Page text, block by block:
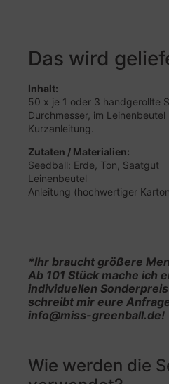
Das wird
Inhalt:
50 x je 1 oder 3 handgerollte
Durchmesser, im
Kurzanleitung.
Zutaten / Materialien:
Seedball: Erde, Ton, Saatgut
Leinenbeutel
Anleitung (hochwertiger
*Ihr braucht größere
Ab 101 Stück mache ich
individuellen
schreibt mir eure
info@miss-greenball.de!
Wie werden die